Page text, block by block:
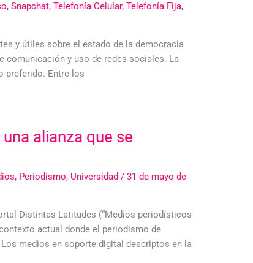
, Snapchat, Telefonía Celular, Telefonía Fija,
y útiles sobre el estado de la democracia
comunicación y uso de redes sociales. La
preferido. Entre los
alianza que se
, Periodismo, Universidad / 31 de mayo de
Distintas Latitudes (“Medios periodísticos
actual donde el periodismo de
medios en soporte digital descriptos en la